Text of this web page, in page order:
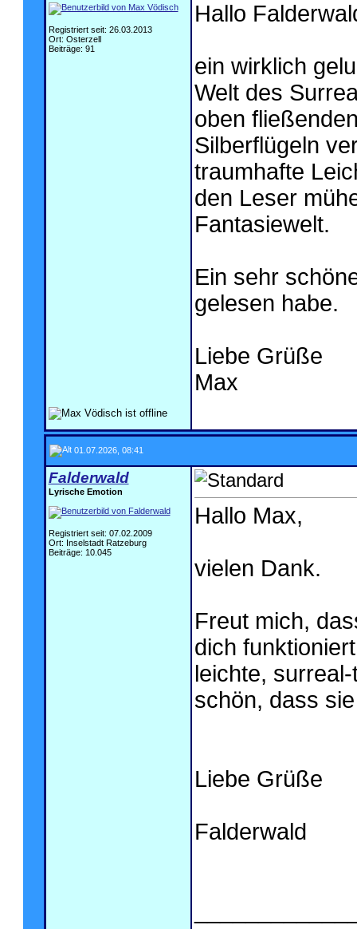
Registriert seit: 26.03.2013
Ort: Osterzell
Beiträge: 91
Hallo
ein wirklich
Welt des
oben
Silberflügeln
traumhafte
den Leser
Fantasiewelt.
Ein sehr
gelesen habe.
Liebe Grüße
Max
01.07.2026, 08:41
Falderwald
Lyrische Emotion
Registriert seit: 07.02.2009
Ort: Inselstadt Ratzeburg
Beiträge: 10.045
Hallo Max,
vielen Dank.
Freut mich,
dich
leichte,
schön, dass
Liebe Grüße
Falderwald